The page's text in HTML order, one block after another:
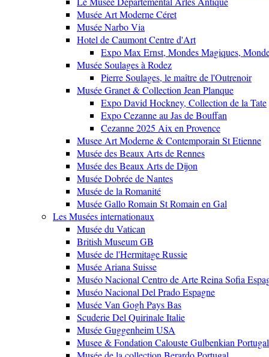
Musée Art Moderne Céret
Musée Narbo Via
Hotel de Caumont Centre d'Art
Expo Max Ernst, Mondes Magiques,
Musée Soulages à Rodez
Pierre Soulages, le maître de l'Outrenoir
Musée Granet & Collection Jean Planque
Expo David Hockney, Collection de la Tate
Expo Cezanne au Jas de Bouffan
Cezanne 2025 Aix en Provence
Musee Art Moderne & Contemporain St Etienne
Musée des Beaux Arts de Rennes
Musée des Beaux Arts de Dijon
Musée Dobrée de Nantes
Musée de la Romanité
Musée Gallo Romain St Romain en Gal
Les Musées internationaux
Musée du Vatican
British Museum GB
Musée de l'Hermitage Russie
Musée Ariana Suisse
Muséo Nacional Centro de Arte Reina Sofia
Muséo Nacional Del Prado Espagne
Musée Van Gogh Pays Bas
Scuderie Del Quirinale Italie
Musée Guggenheim USA
Musee & Fondation Calouste Gulbenkian Portugal